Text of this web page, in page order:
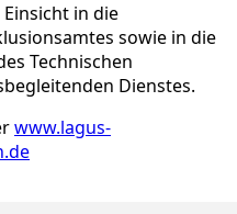
in die
sowie in die
Technischen
Dienstes.
www.lagus-